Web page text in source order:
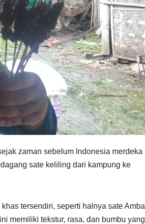
zaman sebelum Indonesia merdeka
sate keliling dari kampung ke
tersendiri, seperti halnya sate Ambal
memiliki tekstur, rasa, dan bumbu yang